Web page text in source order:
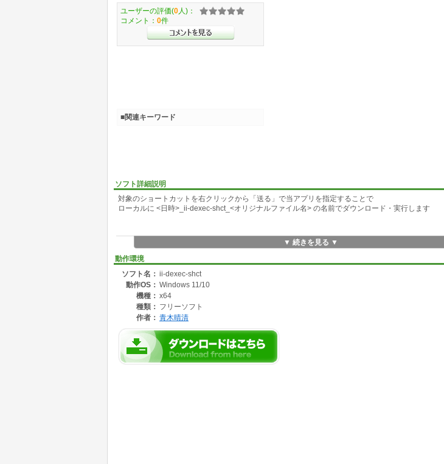
ソフト詳細説明
対象のショートカットを右クリックから「送る」で当アプリを指定することで
ローカルに <日時>_ii-dexec-shct_<オリジナルファイル名> の名前でダウンロード・実行します
▼ 続きを見る ▼
動作環境
ソフト名： ii-dexec-shct
動作OS： Windows 11/10
機種： x64
種類： フリーソフト
作者： 青木晴清
ユーザーの評価(0 人)：
コメント： 0件
■関連キーワード